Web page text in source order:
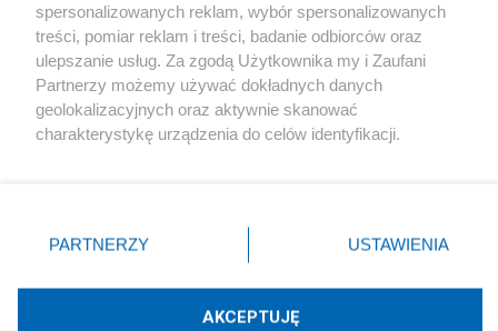
X Facebook Instagram Youtube
spersonalizowanych reklam, wybór spersonalizowanych
treści, pomiar reklam i treści, badanie odbiorców oraz
ulepszanie usług. Za zgodą Użytkownika my i Zaufani
Partnerzy możemy używać dokładnych danych
geolokalizacyjnych oraz aktywnie skanować
charakterystykę urządzenia do celów identyfikacji.
zmienić/wycofać klikając przycisk ustawień prywatności
znajdujący się w lewym dolnym rogu strony
rodzaje przetwarzania danych nie wymagają zgody
użytkownika, ale masz prawo sprzeciwić się takiemu
PARTNERZY USTAWIENIA
AKCEPTUJĘ